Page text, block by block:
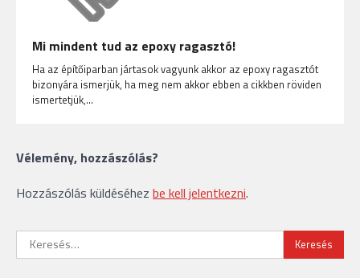
Mi mindent tud az epoxy ragasztó!
Ha az építőiparban jártasok vagyunk akkor az epoxy ragasztót
bizonyára ismerjük, ha meg nem akkor ebben a cikkben röviden
ismertetjük,…
Vélemény, hozzászólás?
Hozzászólás küldéséhez be kell jelentkezni.
Keresés: